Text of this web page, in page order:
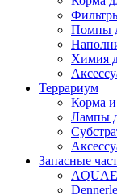
Помпы
Химия
Террариум
Корма и
Лампы
Запасные
Dennerle